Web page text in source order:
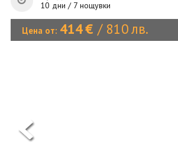
10 дни / 7 нощувки
Цена от: 414€ / 810лв.